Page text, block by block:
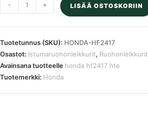
HF2417
ajoleikkuri
102
cm
määrä
- + LISÄÄ OSTOSKORIIN
Tuotetunnus (SKU): HONDA-HF2417
Osastot: Istumaruohonleikkurit, Ruohonleikkurit
Avainsana tuotteelle honda hf2417 hte
Tuotemerkki: Honda